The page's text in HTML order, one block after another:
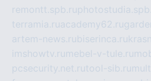
remontt.spb.ru
terramia.ruacademy62.ru
artem-news.rubiserinca.ru
imshowtv.ru mebel-v-tule.ru
pcsecurity.net.rutool-sib.ru